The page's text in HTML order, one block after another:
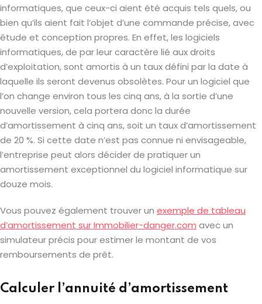
informatiques, que ceux-ci aient été acquis tels quels, ou
bien qu’ils aient fait l’objet d’une commande précise, avec
étude et conception propres. En effet, les logiciels
informatiques, de par leur caractère lié aux droits
d’exploitation, sont amortis à un taux défini par la date à
laquelle ils seront devenus obsolètes. Pour un logiciel que
l’on change environ tous les cinq ans, à la sortie d’une
nouvelle version, cela portera donc la durée
d’amortissement à cinq ans, soit un taux d’amortissement
de 20 %. Si cette date n’est pas connue ni envisageable,
l’entreprise peut alors décider de pratiquer un
amortissement exceptionnel du logiciel informatique sur
douze mois.
Vous pouvez également trouver un exemple de tableau
d’amortissement sur Immobilier-danger.com avec un
simulateur précis pour estimer le montant de vos
remboursements de prêt.
Calculer l’annuité d’amortissement